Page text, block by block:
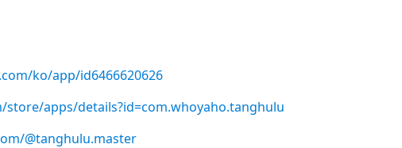
ko/app/id6466620626
apps/details?id=com.whoyaho.tanghulu
@tanghulu.master